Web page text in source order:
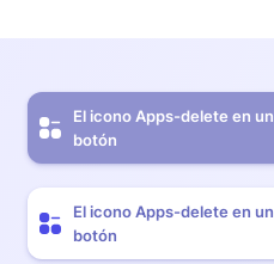
El icono Apps-delete en un
botón
El icono Apps-delete en un
botón